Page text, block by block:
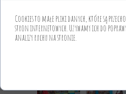
Cookies to małe pliki danych, które są
stron internetowych. Używamy ich do
analizy ruchu na stronie.